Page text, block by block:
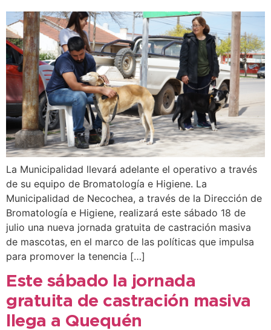
La Municipalidad llevará adelante el operativo a través
de su equipo de Bromatología e Higiene. La
Municipalidad de Necochea, a través de la Dirección de
Bromatología e Higiene, realizará este sábado 18 de
julio una nueva jornada gratuita de castración masiva
de mascotas, en el marco de las políticas que impulsa
para promover la tenencia […]
Este sábado la jornada
gratuita de castración masiva
llega a Quequén